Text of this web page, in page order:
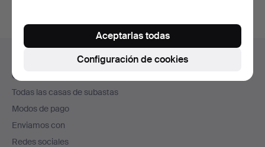
Navegación
el
pie
de
página
Ayuda y contacto
Contacta con el servicio de atención al cliente
Todas las casas de subastas
Modos de pago
Enviamos con
Redes sociales
Configuración de cookies
Aceptarlas todas